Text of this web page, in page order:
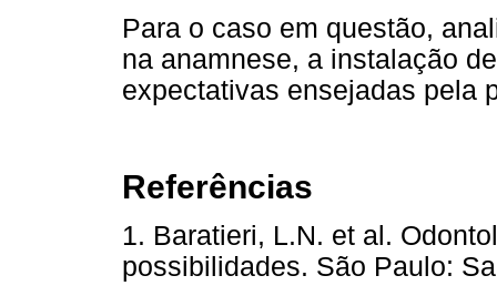
Para o caso em questão,
na anamnese, a instalação
expectativas ensejadas pela
Referências
1. Baratieri, L.N. et al.
possibilidades. São Paulo: